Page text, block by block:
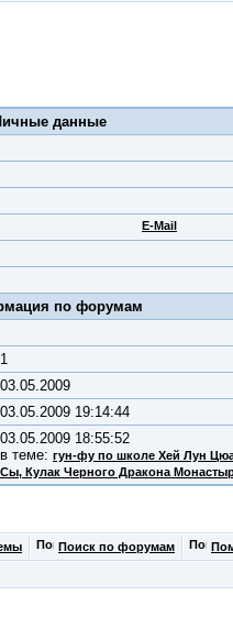
данные
E-Mail
по форумам
1
03.05.2009
03.05.2009 19:14:44
03.05.2009 18:55:52
в теме: гун-фу по школе Хей Лун
Сы, Кулак Черного Дракона
Поиск по форумам